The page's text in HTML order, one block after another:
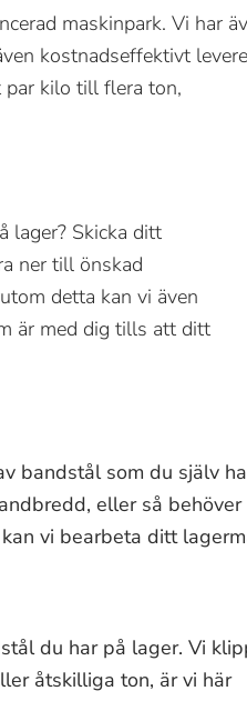
maskinpark. Vi har
kostnadseffektivt
par kilo till flera ton,
lager? Skicka ditt
ner till önskad
detta kan vi även
är med dig tills att ditt
bandstål som du själv
eller så behöver
vi bearbeta ditt
du har på lager. Vi
åtskilliga ton, är vi här